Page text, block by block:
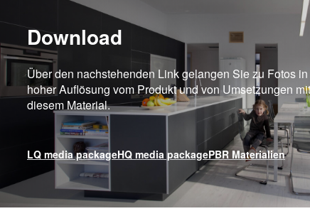
Download
Über den nachstehenden Link gelangen Sie zu Fotos in
hoher Auflösung vom Produkt und von Umsetzungen mit
diesem Material.
LQ media packageHQ media packagePBR Materialien